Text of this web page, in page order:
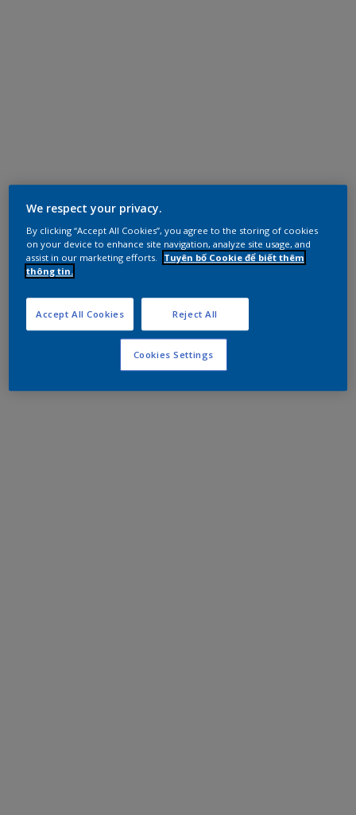
We respect your privacy.
By clicking “Accept All Cookies”, you agree to the storing of cookies
on your device to enhance site navigation, analyze site usage, and
assist in our marketing efforts.
Tuyên bố Cookie để biết thêm
thông tin.
Reject All
Accept All Cookies
Cookies Settings